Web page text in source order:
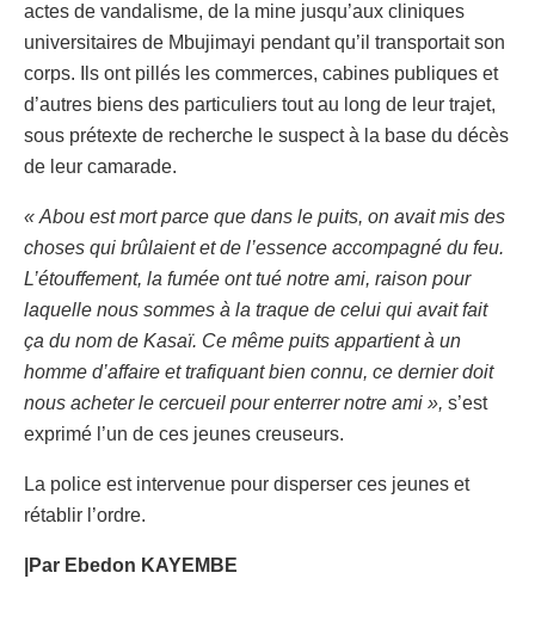
actes de vandalisme, de la mine jusqu’aux cliniques
universitaires de Mbujimayi pendant qu’il transportait son
corps. Ils ont pillés les commerces, cabines publiques et
d’autres biens des particuliers tout au long de leur trajet,
sous prétexte de recherche le suspect à la base du décès
de leur camarade.
« Abou est mort parce que dans le puits, on avait mis des
choses qui brûlaient et de l’essence accompagné du feu.
L’étouffement, la fumée ont tué notre ami, raison pour
laquelle nous sommes à la traque de celui qui avait fait
ça du nom de Kasaï. Ce même puits appartient à un
homme d’affaire et trafiquant bien connu, ce dernier doit
nous acheter le cercueil pour enterrer notre ami », s’est
exprimé l’un de ces jeunes creuseurs.
La police est intervenue pour disperser ces jeunes et
rétablir l’ordre.
|Par Ebedon KAYEMBE